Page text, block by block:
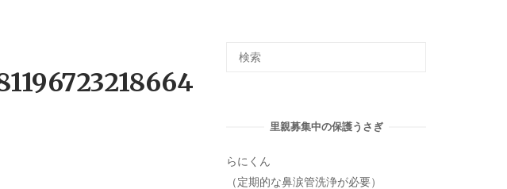
里親募集中の保護うさぎ
らにくん
（定期的な鼻涙管洗浄が必要）